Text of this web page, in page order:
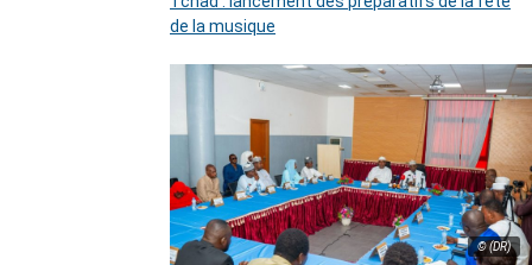
de la musique
© (DR)